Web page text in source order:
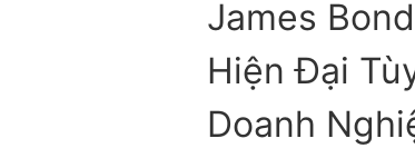
James
Hiện Đại
Doanh